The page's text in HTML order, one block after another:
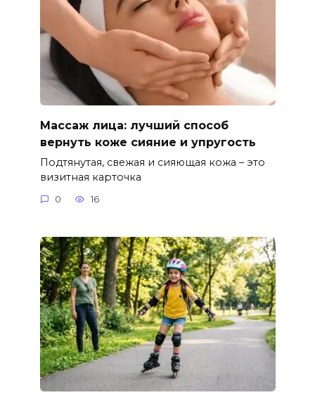
Массаж лица: лучший способ
вернуть коже сияние и упругость
Подтянутая, свежая и сияющая кожа – это
визитная карточка
0 16